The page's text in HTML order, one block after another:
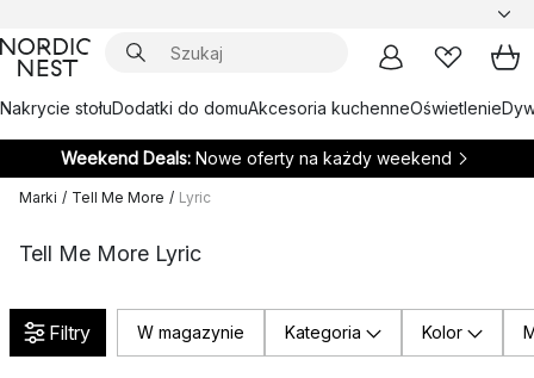
Nakrycie stołuDodatki do domuAkcesoria kuchenneOświetlenie
Weekend Deals: Nowe oferty na każdy weekend
Marki / Tell Me More / Lyric
Tell Me More Lyric
Filtry W magazynie Kategoria Kolor